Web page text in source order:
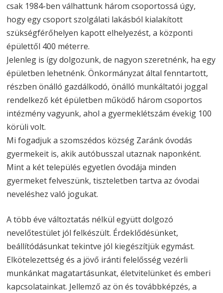
csak 1984-ben válhattunk három csoportossá úgy,
hogy egy csoport szolgálati lakásból kialakított
szükségférőhelyen kapott elhelyezést, a központi
épülettől 400 méterre.
Jelenleg is így dolgozunk, de nagyon szeretnénk, ha egy
épületben lehetnénk. Önkormányzat által fenntartott,
részben önálló gazdálkodó, önálló munkáltatói joggal
rendelkező két épületben működő három csoportos
intézmény vagyunk, ahol a gyermeklétszám évekig 100
körüli volt.
Mi fogadjuk a szomszédos község Zaránk óvodás
gyermekeit is, akik autóbusszal utaznak naponként.
Mint a két település egyetlen óvodája minden
gyermeket felveszünk, tiszteletben tartva az óvodai
neveléshez való jogukat.
A több éve változtatás nélkül együtt dolgozó
nevelőtestület jól felkészült. Érdeklődésünket,
beállítódásunkat tekintve jól kiegészítjük egymást.
Elkötelezettség és a jövő iránti felelősség vezérli
munkánkat magatartásunkat, életvitelünket és emberi
kapcsolatainkat. Jellemző az ön és továbbképzés, a